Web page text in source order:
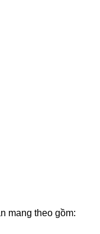
mang theo gồm: